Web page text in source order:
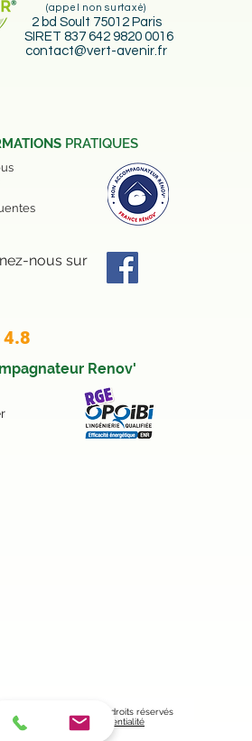
(appel non surtaxé)
2 bd Soult 75012 Paris
SIRET 837 642 9820 0016
contact@vert-avenir.fr
PRATIQUES
nous sur
4.8
Renov'
- Vert Avenir - Tous droits réservés
Politique de confidentialité